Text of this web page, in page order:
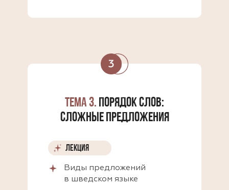
ЛЕКЦИЯ
ТЕМА 3. ПОРЯДОК СЛОВ:
СЛОЖНЫЕ ПРЕДЛОЖЕНИЯ
Виды предложений
в шведском языке